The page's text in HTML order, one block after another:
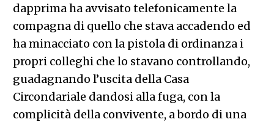
dapprima ha avvisato telefonicamente la
compagna di quello che stava accadendo ed
ha minacciato con la pistola di ordinanza i
propri colleghi che lo stavano controllando,
guadagnando l’uscita della Casa
Circondariale dandosi alla fuga, con la
complicità della convivente, a bordo di una